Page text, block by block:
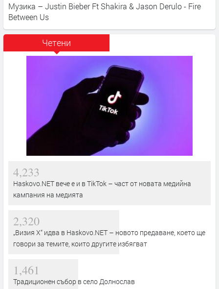
Музика – Justin Bieber Ft Shakira & Jason Derulo - Fire
Between Us
Четени
4,233
Haskovo.NET вече е и в TikTok – част от новата медийна
кампания на медията
2,320
„Визия Х“ идва в Haskovo.NET – новото предаване, което ще
говори за темите, които другите избягват
1,461
Традиционен събор в село Долнослав